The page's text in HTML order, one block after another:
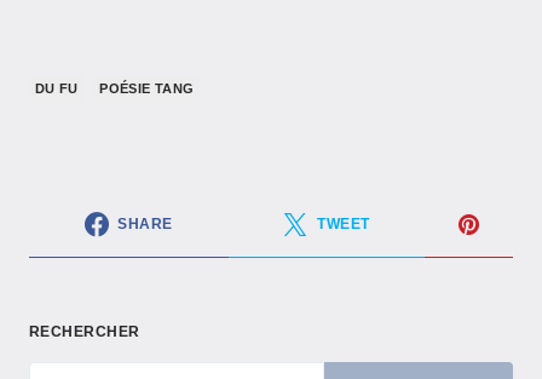
DU FU POÉSIE TANG
SHARE TWEET
RECHERCHER